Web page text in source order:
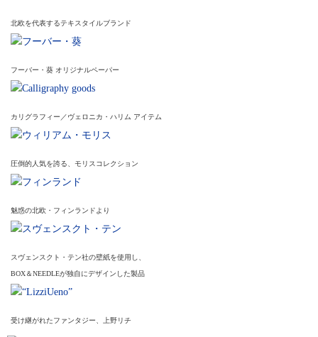
北欧を代表するテキスタイルブランド
フーバー・葵 オリジナルペーパー
カリグラフィー／ヴェロニカ・ハリム アイテム
圧倒的人気を誇る、モリスコレクション
魅惑の北欧・フィンランドより
スヴェンスクト・テン社の壁紙を使用し、
BOX＆NEEDLEが独自にデザインした製品
受け継がれたファンタジー、上野リチ